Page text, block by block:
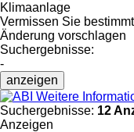
Klimaanlage
Vermissen Sie
Änderung vorschlagen
Suchergebnisse:
-
anzeigen
Weitere
Suchergebnisse: 12
Anzeigen